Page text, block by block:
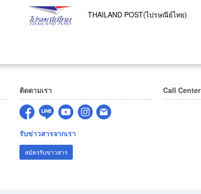
THAILAND POST(ไปรษณีย์ไทย)
ติดตามเรา
รับข่าวสารจากเรา
สมัครรับข่าวสาร
Call Center